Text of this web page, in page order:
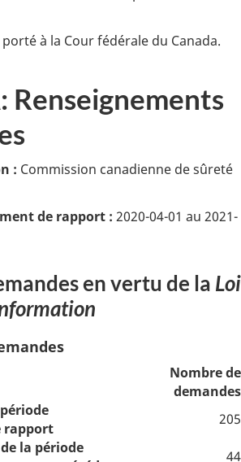
à la Cour fédérale du Canada.
Renseignements
: Commission canadienne de sûreté
de rapport : 2020-04-01 au 2021-
en vertu de la Loi
Nombre de
demandes
rapport
205
la période
44